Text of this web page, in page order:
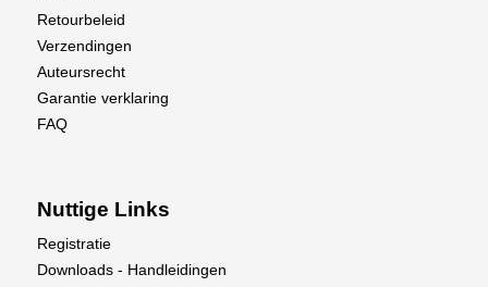
Retourbeleid
Verzendingen
Auteursrecht
Garantie verklaring
FAQ
Nuttige Links
Registratie
Downloads - Handleidingen